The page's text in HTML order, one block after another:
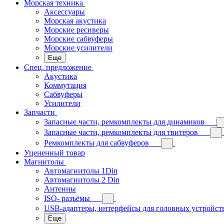
Морская техника
Аксессуары
Морская акустика
Морские ресиверы
Морские сабвуферы
Морские усилители
Еще
Спец. предложение
Акустика
Коммутация
Сабвуферы
Усилители
Запчасти
Запасные части, ремкомплекты для динамиков
Запасные части, ремкомплекты для твитеров
Ремкомплекты для сабвуферов
Уцененный товар
Магнитолы
Автомагнитолы 1Din
Автомагнитолы 2 Din
Антенны
ISO- разъёмы
USB-адаптеры, интерфейсы для головных
Еще